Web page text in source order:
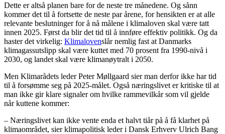
Dette er altså planen bare for de neste tre månedene. Og sånn
kommer det til å fortsette de neste par årene, for hensikten er at alle
relevante beslutninger for å nå målene i klimaloven skal være tatt
innen 2025. Først da blir det tid til å innføre effektiv politikk. Og da
haster det virkelig: Klimalovenslår nemlig fast at Danmarks
klimagassutslipp skal være kuttet med 70 prosent fra 1990-nivå i
2030, og landet skal være klimanøytralt i 2050.
Men Klimarådets leder Peter Møllgaard sier man derfor ikke har tid
til å forsømme seg på 2025-målet. Også næringslivet er kritiske til at
man ikke gir klare signaler om hvilke rammevilkår som vil gjelde
når kuttene kommer:
– Næringslivet kan ikke vente enda et halvt tiår på å få klarhet på
klimaområdet, sier klimapolitisk leder i Dansk Erhverv Ulrich Bang